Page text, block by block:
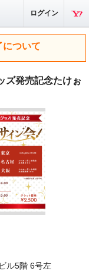
ログイン
について
ズ発売記念たけぉ
ル5階 6号左